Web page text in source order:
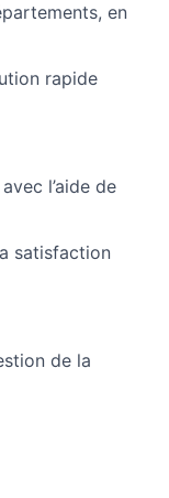
en
rapide
l’aide de
satisfaction
de la